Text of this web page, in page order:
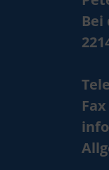
Bei